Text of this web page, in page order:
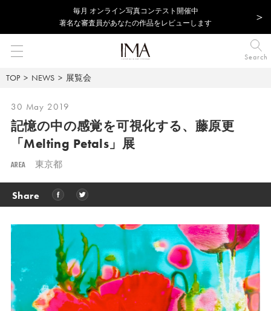
毎⽉ オンライン写真コンテスト開催中
著名な審査員があなたの作品をレビューします
Search
TOP NEWS 展覧会
30 May 2019
記憶の中の感覚を可視化する、 藤原更
「Melting Petals」展
AREA 東京都
Share